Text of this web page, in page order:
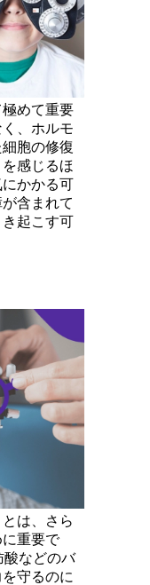
めて重要
、ホルモ
胞の修復
感じるほ
かかる可
含まれて
起こす可
は、さら
重要で
などのバ
守るのに